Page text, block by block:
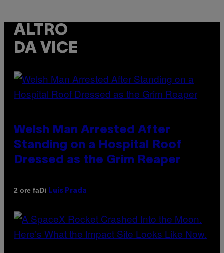
ALTRO
DA VICE
Welsh Man Arrested After
Standing on a Hospital Roof
Dressed as the Grim Reaper
2 ore faDi Luis Prada